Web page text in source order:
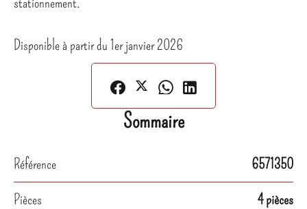
Disponible à partir du 1er janvier 2026
Sommaire
Référence
6571350
Pièces
4 pièces